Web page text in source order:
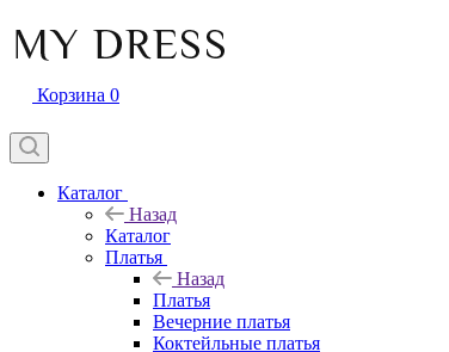
Корзина 0
Каталог
Назад
Каталог
Платья
Назад
Платья
Вечерние платья
Коктейльные платья